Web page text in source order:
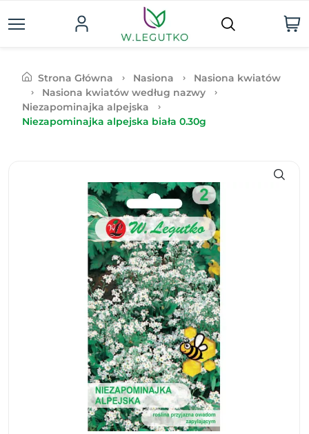
Strona Główna Nasiona
Nasiona kwiatów
Nasiona kwiatów według nazwy
Niezapominajka alpejska
Niezapominajka alpejska biała 0.30g